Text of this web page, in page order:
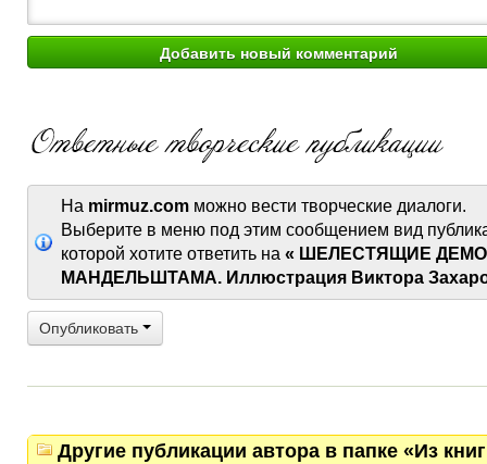
На mirmuz.com можно вести творческие диалоги.
Выберите в меню под этим сообщением вид
которой хотите ответить на « ШЕЛЕСТЯЩИЕ
МАНДЕЛЬШТАМА. Иллюстрация Виктора
Опубликовать
Другие публикации автора в папке «Из